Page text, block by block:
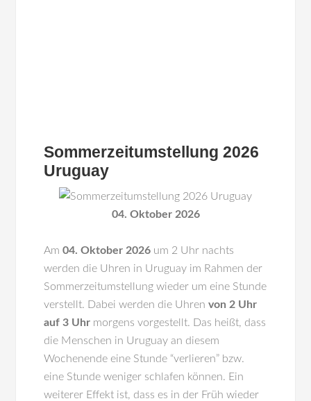
Sommerzeitumstellung 2026
Uruguay
04. Oktober 2026
Am04. Oktober 2026 um 2 Uhr nachts
werden die Uhren in Uruguay im Rahmen der
Sommerzeitumstellung wieder um eine Stunde
verstellt. Dabei werden die Uhrenvon 2 Uhr
auf 3 Uhr morgens vorgestellt. Das heißt, dass
die Menschen in Uruguay an diesem
Wochenende eine Stunde “verlieren” bzw.
eine Stunde weniger schlafen können. Ein
weiterer Effekt ist, dass es in der Früh wieder